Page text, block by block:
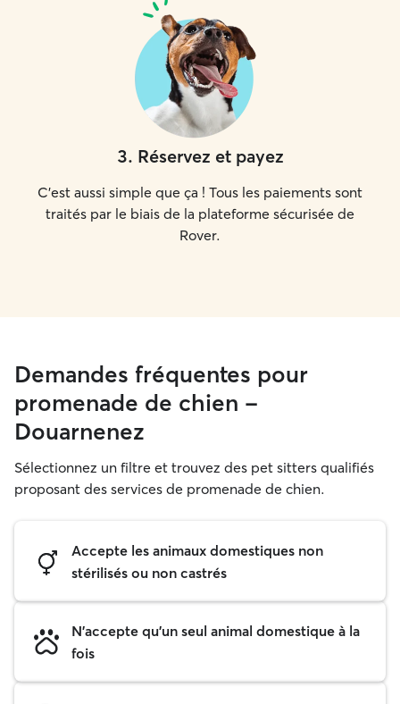
3. Réservez et payez
C'est aussi simple que ça ! Tous les paiements sont
traités par le biais de la plateforme sécurisée de
Rover.
Demandes fréquentes pour
promenade de chien -
Douarnenez
Sélectionnez un filtre et trouvez des pet sitters qualifiés
proposant des services de promenade de chien.
Accepte les animaux domestiques non
stérilisés ou non castrés
N'accepte qu'un seul animal domestique à la
fois